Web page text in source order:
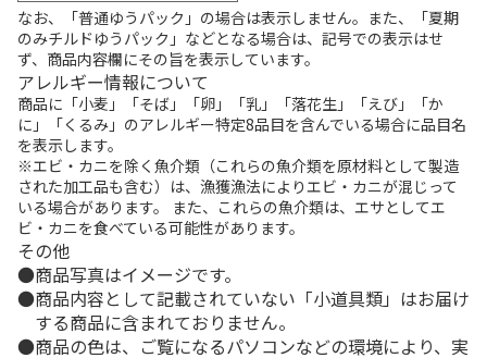
なお、「普通ゆうパック」の場合は表示しません。また、「夏期
のみチルドゆうパック」などとなる場合は、記号での表示はせ
ず、商品内容欄にその旨を表示しています。
アレルギー情報について
商品に「小麦」「そば」「卵」「乳」「落花生」「えび」「か
に」「くるみ」のアレルギー特定8品目を含んでいる場合に品目名
を表示します。
※エビ・カニを除く魚介類（これらの魚介類を原材料として製造
された加工品も含む）は、漁獲漁法によりエビ・カニが混じって
いる場合があります。 また、これらの魚介類は、エサとしてエ
ビ・カニを食べている可能性があります。
その他
商品写真はイメージです。
商品内容として記載されていない「小道具類」はお届け
する商品に含まれておりません。
商品の色は、ご覧になるパソコンなどの環境により、実